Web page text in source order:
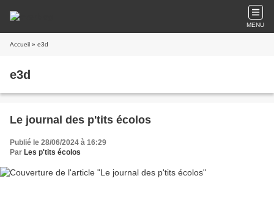
MENU
Accueil » e3d
e3d
Le journal des p'tits écolos
Publié le 28/06/2024 à 16:29
Par Les p'tits écolos